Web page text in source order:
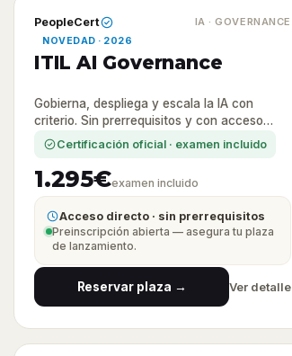
PeopleCert IA · GOVERNANCE
NOVEDAD · 2026
ITIL AI Governance
Gobierna, despliega y escala la IA con
criterio. Sin prerrequisitos y con acceso
directo a la certificación.
Certificación oficial · examen incluido
1.295€examen incluido
Acceso directo · sin prerrequisitos
Preinscripción abierta — asegura tu plaza
de lanzamiento.
Reservar plaza → Ver detalle